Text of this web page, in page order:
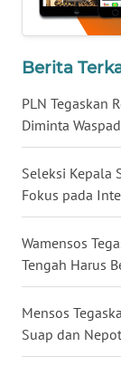
Berita
PLN Tegaskan
Diminta
Seleksi Kepala
Fokus pada
Wamensos
Tengah Harus
Mensos
Suap dan
WN
KALTARA
WN
KALSEL
WN
KALTIM
WN
SULSEL
WN
GORONTALO